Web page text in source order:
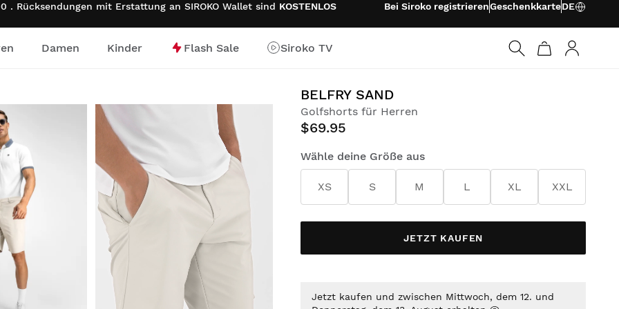
. Rücksendungen mit Erstattung an SIROKO Wallet sind KOSTENLOS Bei Siroko registrierenGeschenkkarteDE
Damen Kinder Flash Sale
Siroko TV
BELFRY SAND
Golfshorts für Herren
$69.95
Wähle deine Größe aus
XS S M L XL XXL
JETZT KAUFEN
Jetzt kaufen und zwischen Mittwoch, dem 12. und